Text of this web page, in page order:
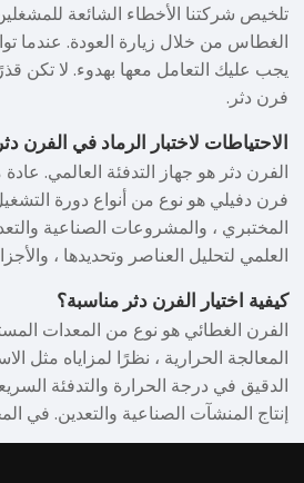
تلخيص شركتنا الأخطاء الشائعة
الغطاس من خلال زيارة العودة. عندما
يجب عليك التعامل معها بهدوء. لا تكن
فرن دثر.
الاحتياطات لاختبار الرماد في الفرن دثر
الفرن دثر هو جهاز التدفئة العالمي.
فرن دفيلي هو نوع من أنواع دورة
المختبري ، والمشروعات الصناعية
العلمي لتحليل العناصر وتحديدها ،
الأخرى. كما يمكن استخدام فرن دقم
المعادن والسيراميك. ، تدفئة درجة
التحليل ، إلخ.
كيفية اختيار الفرن دثر مناسبة؟
الفرن الغطائي هو نوع من المعدات
المعالجة الحرارية ، نظرًا لمزاياه مثل
الدقيق في درجة الحرارة والتدفئة
إنتاج المنشآت الصناعية والتعدين. في
يعد استخدام هذا الفرن ضروريًا ، لذا